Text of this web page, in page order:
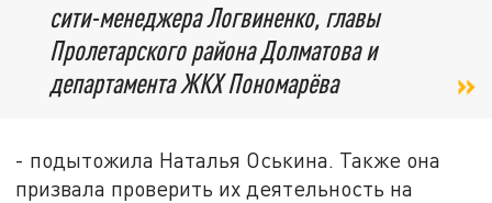
сити-менеджера Логвиненко, главы
Пролетарского района Долматова и
департамента ЖКХ Пономарёва
- подытожила Наталья Оськина. Также она
призвала проверить их деятельность на